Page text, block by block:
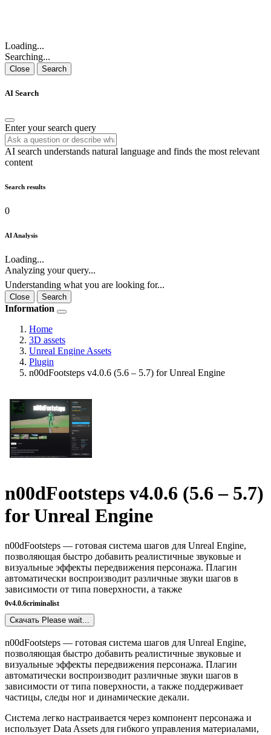
Loading...
Searching...
Close Search
AI Search
Enter your search query
AI search understands natural language and finds the most relevant
content
Search results
0
AI Analysis
Loading...
Analyzing your query...
Understanding what you are looking for...
Close Search
Information
Home
3D assets
Unreal Engine Assets
Plugin
n00dFootsteps v4.0.6 (5.6 – 5.7) for Unreal Engine
n00dFootsteps v4.0.6 (5.6 – 5.7)
for Unreal Engine
n00dFootsteps — готовая система шагов для Unreal Engine,
позволяющая быстро добавить реалистичные звуковые и
визуальные эффекты передвижения персонажа. Плагин
автоматически воспроизводит различные звуки шагов в
зависимости от типа поверхности, а также
0v4.0.6criminalist
Скачать Please wait...
n00dFootsteps — готовая система шагов для Unreal Engine,
позволяющая быстро добавить реалистичные звуковые и
визуальные эффекты передвижения персонажа. Плагин
автоматически воспроизводит различные звуки шагов в
зависимости от типа поверхности, а также поддерживает
частицы, следы ног и динамические декали.
Система легко настраивается через компонент персонажа и
использует Data Assets для гибкого управления материалами,